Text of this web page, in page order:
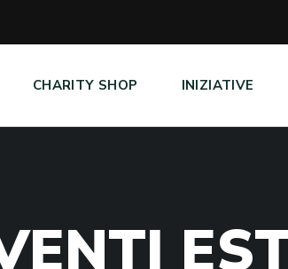
CHARITY SHOP INIZIATIVE
ENTI ES